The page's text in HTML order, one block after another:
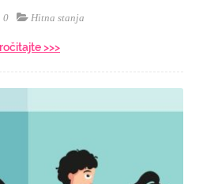
0 Hitna stanja
>>>